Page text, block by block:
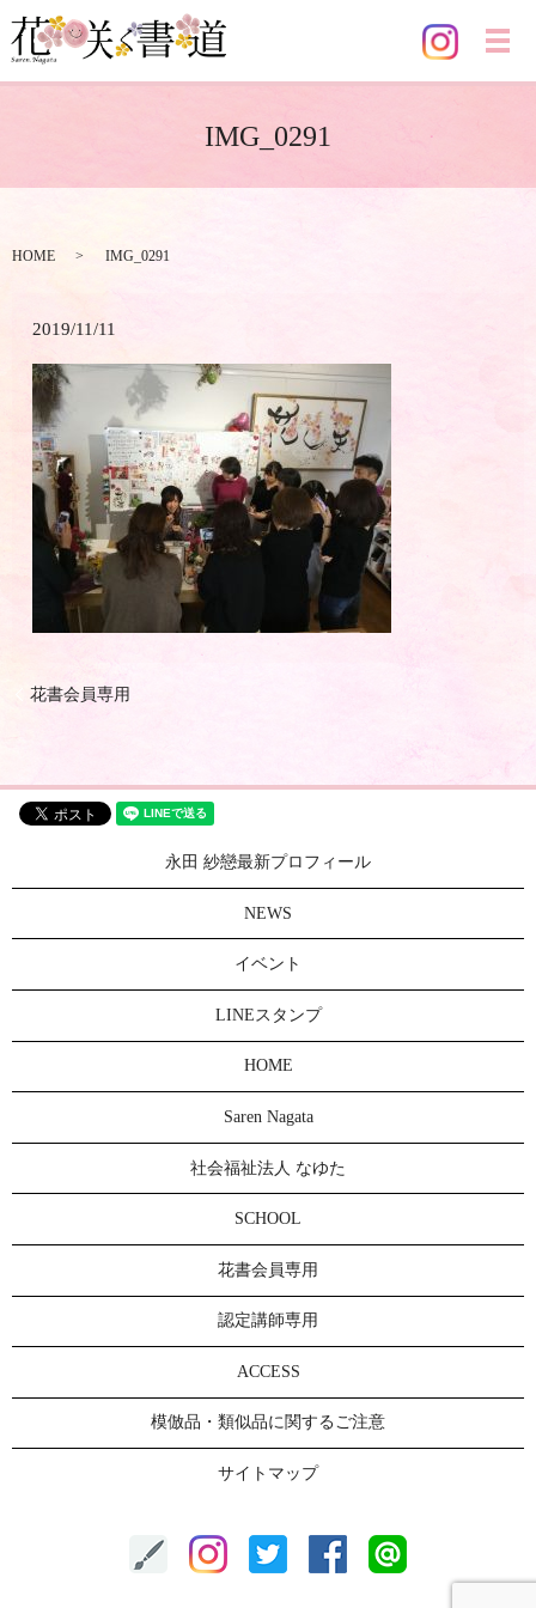
メ
IMG_0291
HOME IMG_0291
2019/11/11
花書会員専用
永田 紗戀最新プロフィール
NEWS
イベント
LINEスタンプ
HOME
Saren Nagata
社会福祉法人 なゆた
SCHOOL
花書会員専用
認定講師専用
ACCESS
模倣品・類似品に関するご注意
サイトマップ